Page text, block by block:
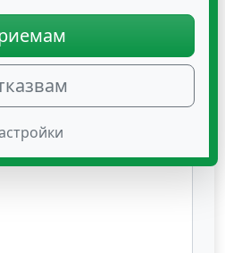
го използваме само за